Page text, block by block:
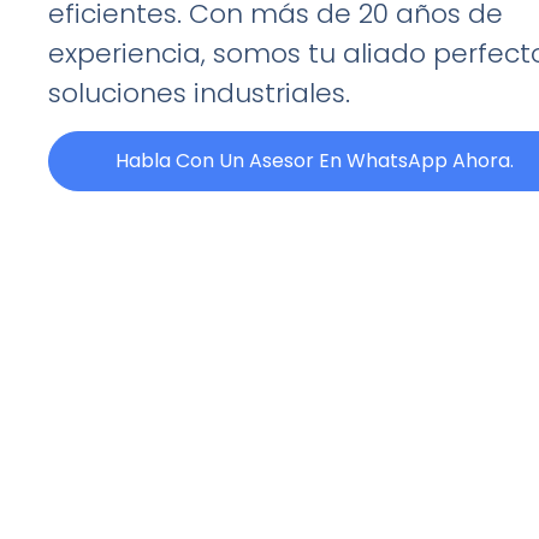
eficientes. Con más de 20 años de
experiencia, somos tu aliado
soluciones industriales.
Habla Con Un Asesor En WhatsApp Ahora.